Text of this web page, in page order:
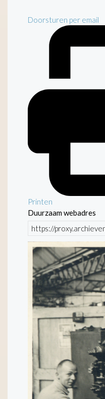
Doorsturen per email
Printen
Duurzaam webadres